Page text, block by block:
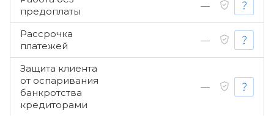
предоплаты
—
Рассрочка
платежей
—
Защита клиента
от оспаривания
банкротства
кредиторами
—